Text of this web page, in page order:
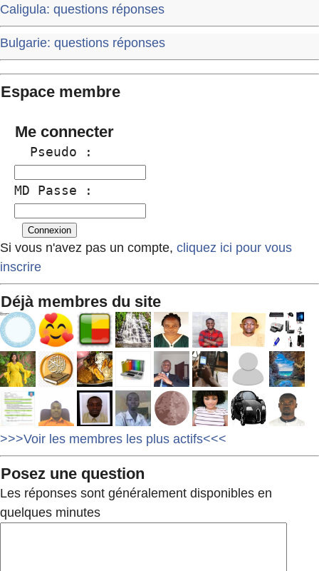
Caligula: questions réponses
Bulgarie: questions réponses
Espace membre
Me connecter
  Pseudo :
MD Passe :
Si vous n'avez pas un compte, cliquez ici pour vous
inscrire
Déjà membres du site
>>>Voir les membres les plus actifs<<<
Posez une question
Les réponses sont généralement disponibles en
quelques minutes